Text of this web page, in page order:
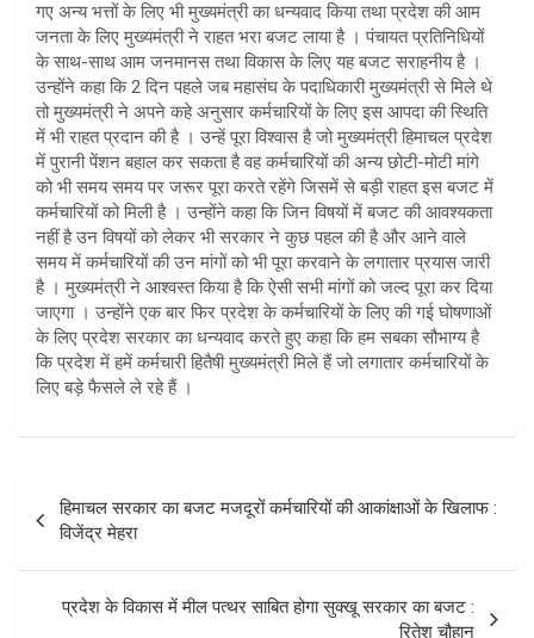
गए अन्य भत्तों के लिए भी मुख्यमंत्री का धन्यवाद किया तथा प्रदेश की आम
जनता के लिए मुख्यमंत्री ने राहत भरा बजट लाया है । पंचायत प्रतिनिधियों
के साथ-साथ आम जनमानस तथा विकास के लिए यह बजट सराहनीय है ।
उन्होंने कहा कि 2 दिन पहले जब महासंघ के पदाधिकारी मुख्यमंत्री से मिले थे
तो मुख्यमंत्री ने अपने कहे अनुसार कर्मचारियों के लिए इस आपदा की स्थिति
में भी राहत प्रदान की है । उन्हें पूरा विश्वास है जो मुख्यमंत्री हिमाचल प्रदेश
में पुरानी पेंशन बहाल कर सकता है वह कर्मचारियों की अन्य छोटी-मोटी मांगे
को भी समय समय पर जरूर पूरा करते रहेंगे जिसमें से बड़ी राहत इस बजट में
कर्मचारियों को मिली है । उन्होंने कहा कि जिन विषयों में बजट की आवश्यकता
नहीं है उन विषयों को लेकर भी सरकार ने कुछ पहल की है और आने वाले
समय में कर्मचारियों की उन मांगों को भी पूरा करवाने के लगातार प्रयास जारी
है । मुख्यमंत्री ने आश्वस्त किया है कि ऐसी सभी मांगों को जल्द पूरा कर दिया
जाएगा । उन्होंने एक बार फिर प्रदेश के कर्मचारियों के लिए की गई घोषणाओं
के लिए प्रदेश सरकार का धन्यवाद करते हुए कहा कि हम सबका सौभाग्य है
कि प्रदेश में हमें कर्मचारी हितैषी मुख्यमंत्री मिले हैं जो लगातार कर्मचारियों के
लिए बड़े फैसले ले रहे हैं ।
Post
navigation
हिमाचल सरकार का बजट मजदूरों कर्मचारियों की आकांक्षाओं के खिलाफ :
विजेंद्र मेहरा
प्रदेश के विकास में मील पत्थर साबित होगा सुक्खू सरकार का बजट :
रितेश चौहान